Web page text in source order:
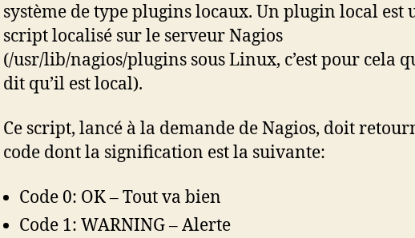
système de type plugins locaux. Un plugin local est
script localisé sur le serveur Nagios
(/usr/lib/nagios/plugins sous Linux, c’est pour cela
dit qu’il est local).
Ce script, lancé à la demande de Nagios, doit
code dont la signification est la suivante:
Code 0: OK – Tout va bien
Code 1: WARNING – Alerte